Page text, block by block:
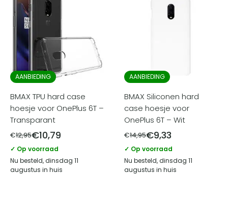
AANBIEDING
BMAX TPU hard case
hoesje voor OnePlus 6T –
Transparant
€12,95€10,79
✓ Op voorraad
Nu besteld, dinsdag 11
augustus in huis
AANBIEDING
BMAX Siliconen hard
case hoesje voor
OnePlus 6T – Wit
€14,95€9,33
✓ Op voorraad
Nu besteld, dinsdag 11
augustus in huis